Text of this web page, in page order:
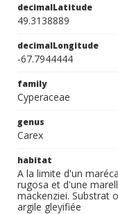
decimalLatitude
49.3138889
decimalLongitude
-67.7944444
family
Cyperaceae
genus
Carex
habitat
A la limite d'un
rugosa et d'une
mackenziei. Substrat
argile gleyifiée